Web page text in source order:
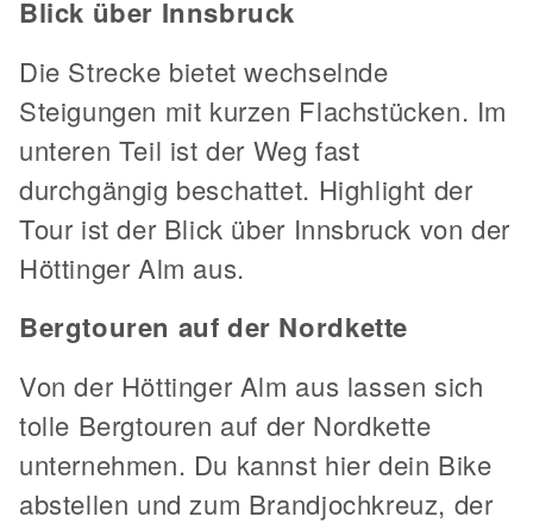
Blick über Innsbruck
Die Strecke bietet wechselnde
Steigungen mit kurzen Flachstücken. Im
unteren Teil ist der Weg fast
durchgängig beschattet. Highlight der
Tour ist der Blick über Innsbruck von der
Höttinger Alm aus.
Bergtouren auf der Nordkette
Von der Höttinger Alm aus lassen sich
tolle Bergtouren auf der Nordkette
unternehmen. Du kannst hier dein Bike
abstellen und zum Brandjochkreuz, der